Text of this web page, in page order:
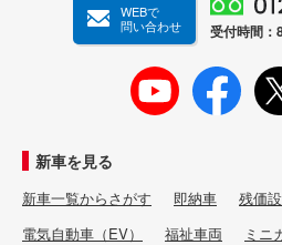
WEBで
問い合わせ
受付時間
新車を見る
新車一覧からさがす 即納車
残価
電気自動車（EV）
福祉車両 ミニ